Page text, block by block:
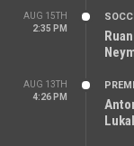
AUG 15TH
2:35 PM
AUG 13TH
4:26 PM